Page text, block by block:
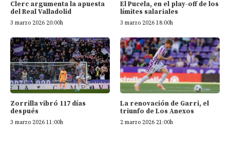
Clerc argumenta la apuesta
del Real Valladolid
3 marzo 2026 20:00h
El Pucela, en el play-off de los
límites salariales
3 marzo 2026 18:00h
Zorrilla vibró 117 días
después
3 marzo 2026 11:00h
La renovación de Garri, el
triunfo de Los Anexos
2 marzo 2026 21:00h